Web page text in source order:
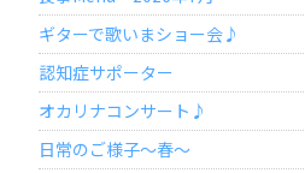
ギターで歌いまショー会♪
認知症サポーター
オカリナコンサート♪
日常のご様子～春～